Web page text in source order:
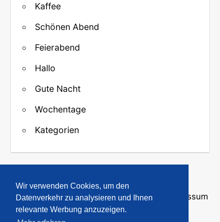
Wir verwenden Cookies, um den
Datenverkehr zu analysieren und Ihnen
relevante Werbung anzuzeigen.
Kaffee
Schönen Abend
Feierabend
Hallo
Gute Nacht
Wochentage
Kategorien
↑ Zurück zum Anfang
Über uns·Kontakt·Datenschutz Impressum